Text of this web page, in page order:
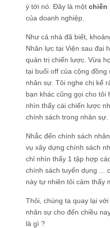
ý tới nó. Đây là một chiến
của doanh nghiệp.
Như cả nhà đã biết,
Nhân lực tại Viện sau đại
quản trị chiến lược. Vừa
tại buổi off của cộng
nhân sự. Tôi nghe chị kể
bạn khác cũng gọi cho tôi
nhìn thấy cái chiến lược
chính sách trong nhân sự.
Nhắc đến chính sách
vụ xây dựng chính sách
chỉ nhìn thấy 1 tập hợp
chính sách tuyển dụng ...
này tự nhiên tôi cảm thấy
Thôi, chúng ta quay lại với
nhân sự cho đến chiều
là gì ?